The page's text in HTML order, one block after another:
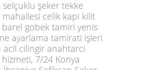
selçuklu şeker tekke
mahallesi celik kapi kilit
gobek tamiri yenis
ayarlama tamirati işleri
acil cilingir anahtarci
7/24 Konya